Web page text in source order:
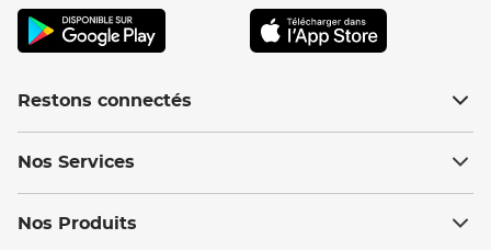
Restons connectés
Nos Services
Nos Produits